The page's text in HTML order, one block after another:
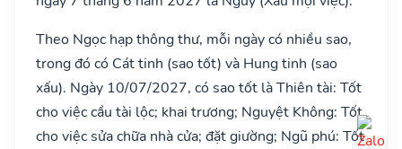
Theo Ngọc hạp thông thư, mỗi ngày có nhiều sao,
trong đó có Cát tinh (sao tốt) và Hung tinh (sao
xấu). Ngày 10/07/2027, có sao tốt là Thiên tài: Tốt
cho việc cầu tài lộc; khai trương; Nguyệt Không: Tốt
cho việc sửa chữa nhà cửa; đặt giường; Ngũ phú: Tốt